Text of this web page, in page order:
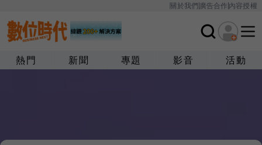
關於我們廣告合作內容授權
熱門 新聞 專題 影音 活動